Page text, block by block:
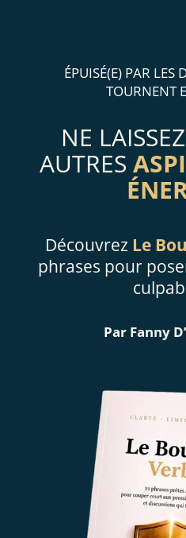
ÉPUISÉ(E) PAR LES
TOURNENT
NE
AUTRES
Découvrez Le
phrases pour
Par Fanny